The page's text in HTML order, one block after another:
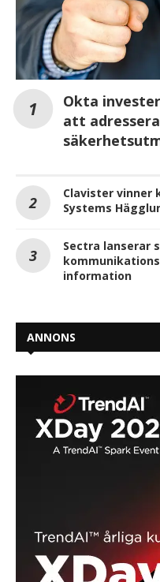
Okta
att
Clavister vinner
Systems
Sectra lanserar
information
ANNONS